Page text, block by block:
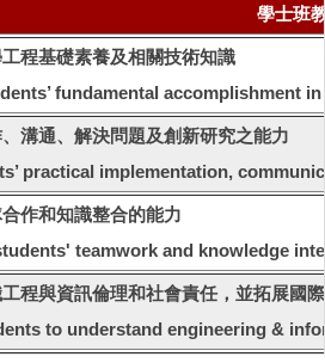
學士班
程基礎素養及相關技術知識
fundamental accomplishment
溝通、解決問題及創新研究之能力
practical implementation,
作和知識整合的能力
teamwork and knowledge
程與資訊倫理和社會責任，並拓展國
to understand engineering &